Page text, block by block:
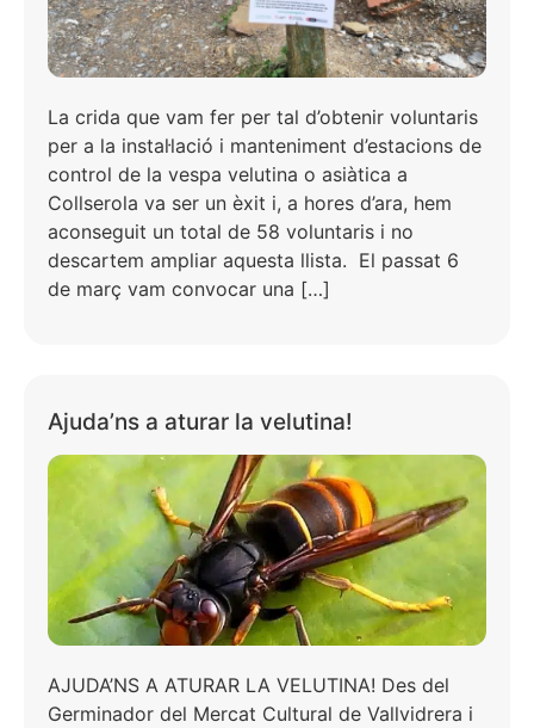
La crida que vam fer per tal d’obtenir voluntaris
per a la instal·lació i manteniment d’estacions de
control de la vespa velutina o asiàtica a
Collserola va ser un èxit i, a hores d’ara, hem
aconseguit un total de 58 voluntaris i no
descartem ampliar aquesta llista. El passat 6
de març vam convocar una […]
Ajuda’ns a aturar la velutina!
AJUDA’NS A ATURAR LA VELUTINA! Des del
Germinador del Mercat Cultural de Vallvidrera i